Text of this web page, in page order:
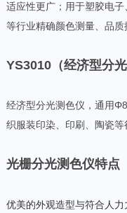
适应性更广；用于塑胶电
等行业精确颜色测量、品质
YS3010（经济型分光
经济型分光测色仪，通用
织服装印染、印刷、陶瓷等
光栅分光测色仪特点
优美的外观造型与符合人力